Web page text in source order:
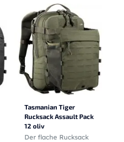
Tasmanian Tiger
Rucksack Assault Pack
12 oliv
Der flache Rucksack